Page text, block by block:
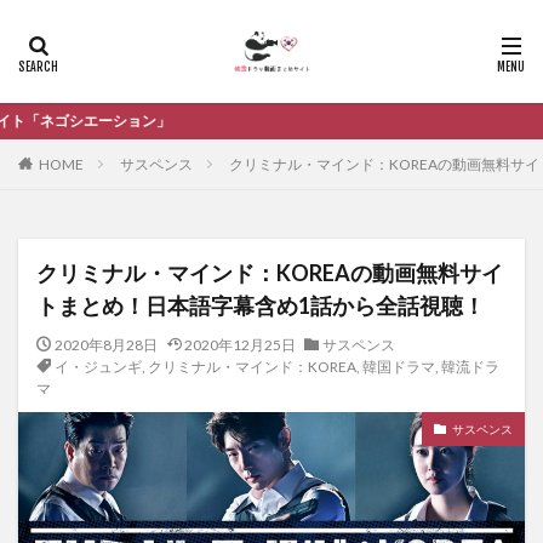
HOME サスペンス クリミナル・マインド：KOREAの動画無料サ
クリミナル・マインド：KOREAの動画無料サイ
トまとめ！日本語字幕含め1話から全話視聴！
2020年8月28日 2020年12月25日
サスペンス
イ・ジュンギ, クリミナル・マインド：KOREA, 韓国ドラマ, 韓流ドラ
マ
サスペンス